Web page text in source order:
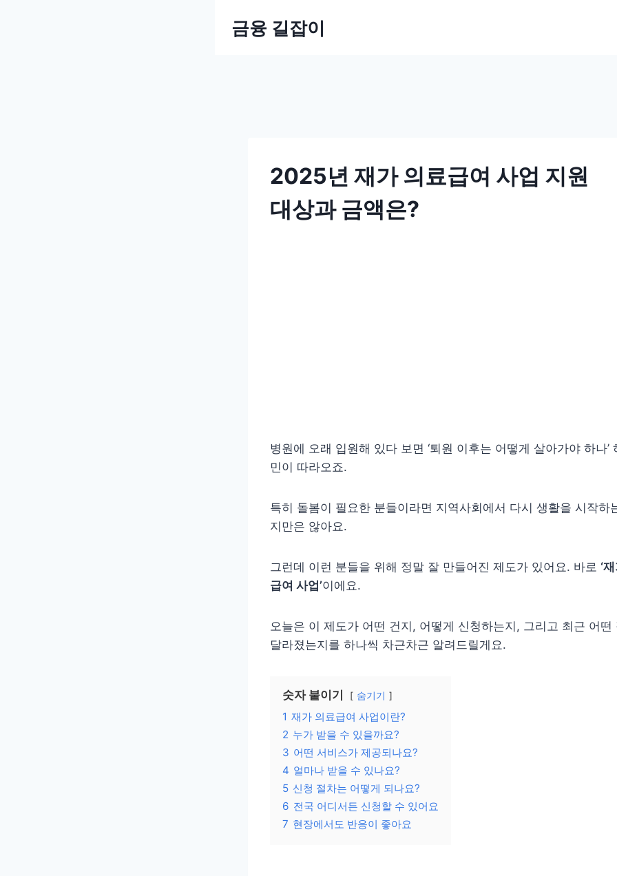
금융 길잡이
2025년 재가 의료급여 사업 지원
대상과 금액은?
병원에 오래 입원해 있다 보면 ‘퇴원 이후는 어떻게 살아가야 하나’
민이 따라오죠.
특히 돌봄이 필요한 분들이라면 지역사회에서 다시 생활을 시작하
지만은 않아요.
그런데 이런 분들을 위해 정말 잘 만들어진 제도가 있어요. 바로 ‘
급여 사업’이에요.
오늘은 이 제도가 어떤 건지, 어떻게 신청하는지, 그리고 최근 어떤
달라졌는지를 하나씩 차근차근 알려드릴게요.
숫자 붙이기 숨기기
1 재가 의료급여 사업이란?
2 누가 받을 수 있을까요?
3 어떤 서비스가 제공되나요?
4 얼마나 받을 수 있나요?
5 신청 절차는 어떻게 되나요?
6 전국 어디서든 신청할 수 있어요
7 현장에서도 반응이 좋아요